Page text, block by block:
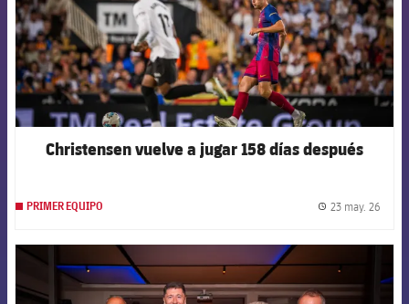
Christensen vuelve a jugar 158 días después
PRIMER EQUIPO 23 may. 26
FCB Barcelona badge